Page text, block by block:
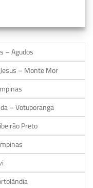
– Agudos
– Monte Mor
– Votuporanga
Preto